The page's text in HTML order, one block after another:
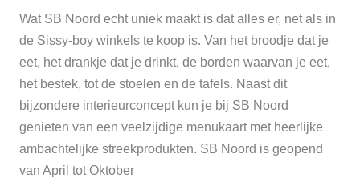
Wat SB Noord echt uniek maakt is dat alles er, net als in
de Sissy-boy winkels te koop is. Van het broodje dat je
eet, het drankje dat je drinkt, de borden waarvan je eet,
het bestek, tot de stoelen en de tafels. Naast dit
bijzondere interieurconcept kun je bij SB Noord
genieten van een veelzijdige menukaart met heerlijke
ambachtelijke streekprodukten. SB Noord is geopend
van April tot Oktober